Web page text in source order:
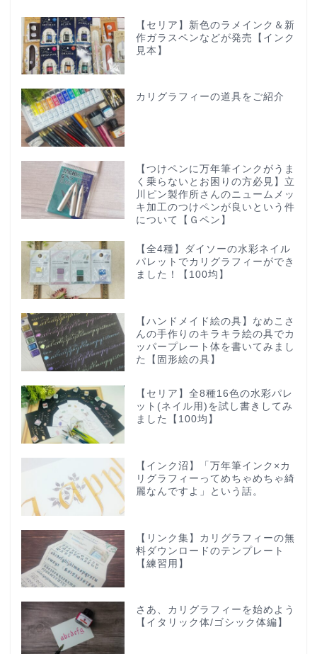
【セリア】新色のラメインク＆新
作ガラスペンなどが発売【インク
見本】
カリグラフィーの道具をご紹介
【つけペンに万年筆インクがうま
く乗らないとお困りの方必見】立
川ピン製作所さんのニュームメッ
キ加工のつけペンが良いという件
について【Ｇペン】
【全4種】ダイソーの水彩ネイル
パレットでカリグラフィーができ
ました！【100均】
【ハンドメイド絵の具】なめこさ
んの手作りのキラキラ絵の具でカ
ッパープレート体を書いてみまし
た【固形絵の具】
【セリア】全8種16色の水彩パレ
ット(ネイル用)を試し書きしてみ
ました【100均】
【インク沼】「万年筆インク×カ
リグラフィーってめちゃめちゃ綺
麗なんですよ」という話。
【リンク集】カリグラフィーの無
料ダウンロードのテンプレート
【練習用】
さあ、カリグラフィーを始めよう
【イタリック体/ゴシック体編】